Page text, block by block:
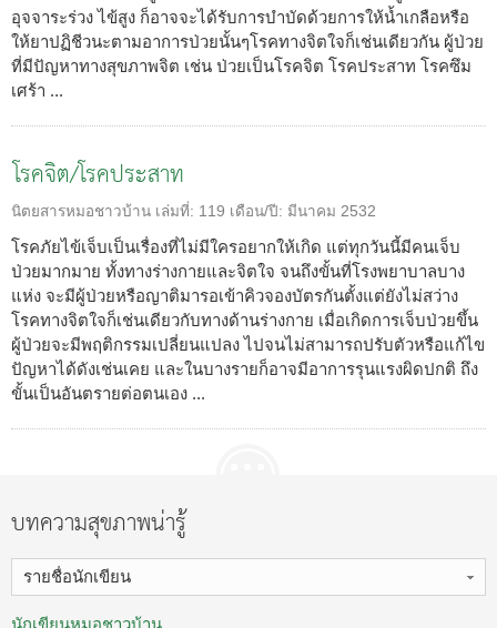
อุจจาระร่วง ไข้สูง ก็อาจจะได้รับการบำบัดด้วยการให้น้ำเกลือหรือ
ให้ยาปฏิชีวนะตามอาการป่วยนั้นๆโรคทางจิตใจก็เช่นเดียวกัน ผู้ป่วย
ที่มีปัญหาทางสุขภาพจิต เช่น ป่วยเป็นโรคจิต โรคประสาท โรคซึม
เศร้า ...
โรคจิต/โรคประสาท
นิตยสารหมอชาวบ้าน เล่มที่: 119 เดือน/ปี: มีนาคม 2532
โรคภัยไข้เจ็บเป็นเรื่องที่ไม่มีใครอยากให้เกิด แต่ทุกวันนี้มีคนเจ็บ
ป่วยมากมาย ทั้งทางร่างกายและจิตใจ จนถึงขั้นที่โรงพยาบาลบาง
แห่ง จะมีผู้ป่วยหรือญาติมารอเข้าคิวจองบัตรกันตั้งแต่ยังไม่สว่าง
โรคทางจิตใจก็เช่นเดียวกับทางด้านร่างกาย เมื่อเกิดการเจ็บป่วยขึ้น
ผู้ป่วยจะมีพฤติกรรมเปลี่ยนแปลง ไปจนไม่สามารถปรับตัวหรือแก้ไข
ปัญหาได้ดังเช่นเคย และในบางรายก็อาจมีอาการรุนแรงผิดปกติ ถึง
ขั้นเป็นอันตรายต่อตนเอง ...
บทความสุขภาพน่ารู้
รายชื่อนักเขียน
นักเขียนหมอชาวบ้าน